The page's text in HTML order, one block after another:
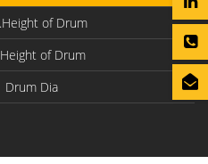
of Drum
of Drum
Drum Dia